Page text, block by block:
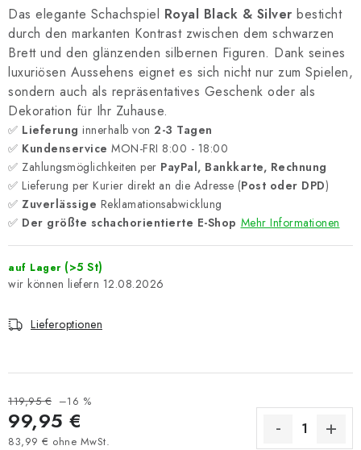
Geschäftsbedingungen
Das elegante Schachspiel Royal Black & Silver besticht
durch den markanten Kontrast zwischen dem schwarzen
Brett und den glänzenden silbernen Figuren. Dank seines
luxuriösen Aussehens eignet es sich nicht nur zum Spielen,
sondern auch als repräsentatives Geschenk oder als
Dekoration für Ihr Zuhause.
✅ Lieferung innerhalb von 2-3 Tagen
✅ Kundenservice MON-FRI 8:00 - 18:00
✅ Zahlungsmöglichkeiten per PayPal, Bankkarte, Rechnung
✅ Lieferung per Kurier direkt an die Adresse (Post oder DPD)
✅ Zuverlässige Reklamationsabwicklung
✅ Der größte schachorientierte E-Shop Mehr Informationen
auf Lager (>5 St)
12.08.2026
Lieferoptionen
119,95 € –16 %
99,95 €
83,99 € ohne MwSt.